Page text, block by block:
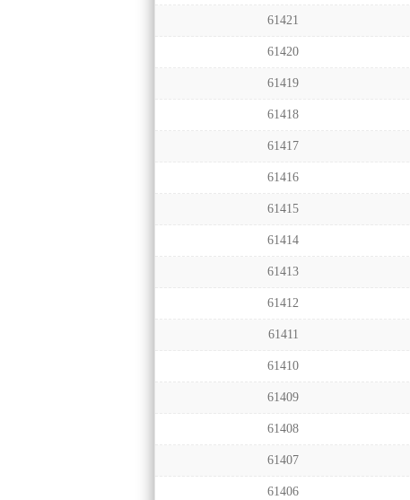
61421
61420
61419
61418
61417
61416
61415
61414
61413
61412
61411
61410
61409
61408
61407
61406